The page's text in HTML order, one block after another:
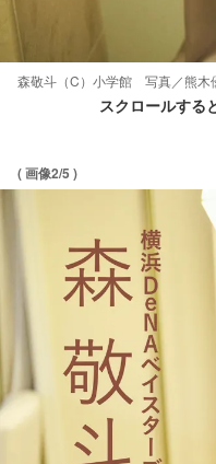
森敬斗（C）小学館 写真／熊木
スクロールする
( 画像2/5 )